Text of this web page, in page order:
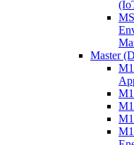
Master